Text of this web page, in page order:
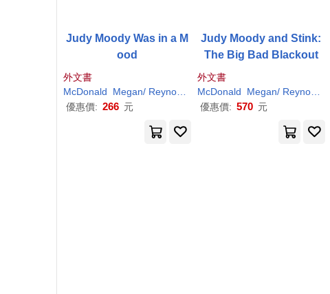
Judy Moody Was in a M
ood
外文書
McDonald
Megan/ Reynolds Peter H. (ILT)
優惠價: 266 元
Judy Moody and Stink:
The Big Bad Blackout
外文書
McDonald
Megan/ Reynolds
優惠價: 570 元